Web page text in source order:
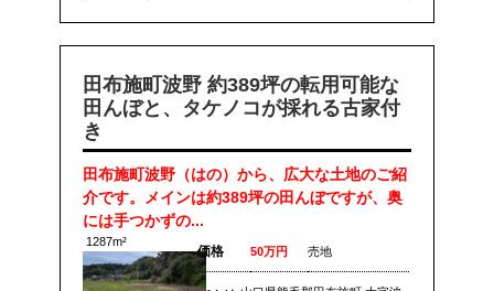
田布施町波野 約389坪の転用可能な
田んぼと、タケノコが採れる古家付
き
田布施町波野（はの）から、広大な土地のご紹
介です。メインは約389坪の田んぼですが、奥
には手つかずの...
1287m²
価格 50万円 売地